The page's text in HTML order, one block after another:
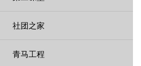
社团之家
青马工程